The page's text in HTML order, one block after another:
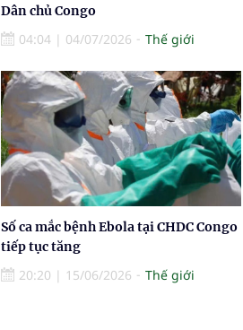
Dân chủ Congo
04:04 | 04/07/2026 Thế giới
Số ca mắc bệnh Ebola tại CHDC Congo
tiếp tục tăng
20:20 | 15/06/2026 Thế giới